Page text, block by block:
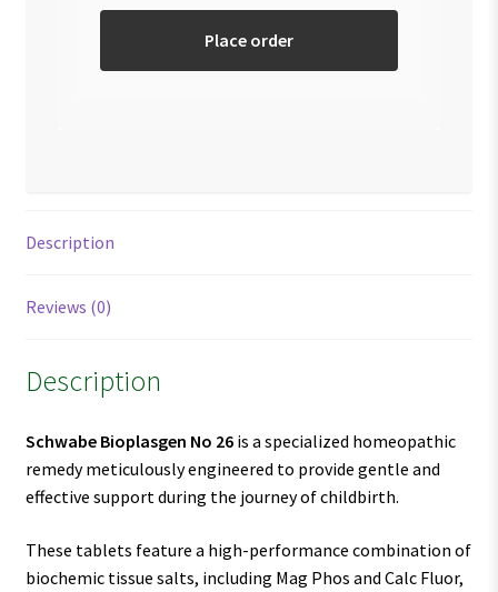
Place order
Description
Reviews (0)
Description
Schwabe Bioplasgen No 26is a specialized homeopathic
remedy meticulously engineered to provide gentle and
effective support during the journey of childbirth.
These tablets feature a high-performance combination of
biochemic tissue salts, including Mag Phos and Calc Fluor,